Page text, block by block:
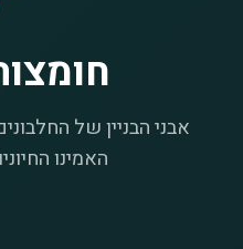
אבני הבניין של
האמינו